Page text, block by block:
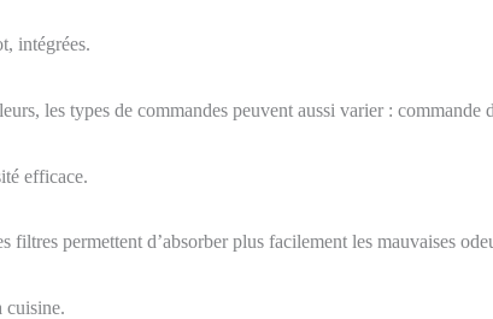
intégrées.
les types de commandes peuvent aussi varier :
efficace.
permettent d’absorber plus facilement les mauvaises
cuisine.